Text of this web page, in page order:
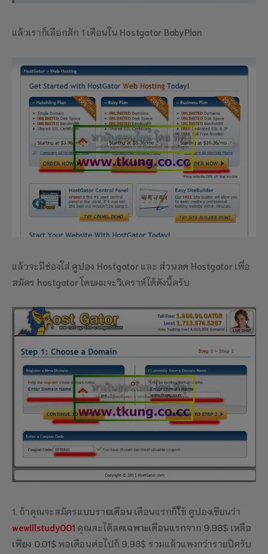
แล้วเราก็เลือกสัก 1 เดือนใน Hostgator BabyPlan
แล้วจะมีช่องใส่ คูปอง Hostgator และ ส่วนลด Hostgator เพื่อ
สมัคร hostgatorโดยผมจะวิเคราห์ได้ดังนี้ครับ
1. ถ้าคุณจะสมัครแบบรายเดือน เดือนแรกก็ใ้ช้ คูปองเขียนว่า
wewillstudy001 คุณละได้ลดเฉพาะเดือนแรกจาก 9.98$ เหลือ
เพียง 0.01$ พอเดือนต่อไปก็ 9.98$ รวมแล้วแพงกว่ารายปีครับ